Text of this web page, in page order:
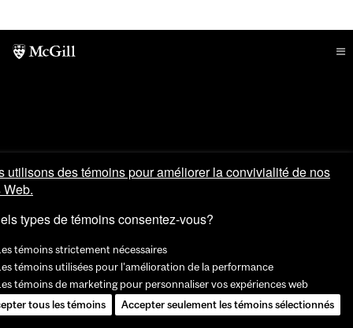
utilisons des témoins pour améliorer la convivialité de nos
types de témoins consentez-vous?
témoins strictement nécessaires
témoins utilisées pour l'amélioration de la performance
témoins de marketing pour personnaliser vos expériences web
tous les témoins
Accepter seulement les témoins sélectionnés